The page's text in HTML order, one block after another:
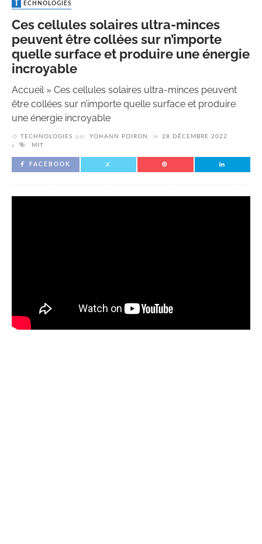
TECHNOLOGIES
Ces cellules solaires ultra-minces
peuvent être collées sur n’importe
quelle surface et produire une énergie
incroyable
Accueil» Ces cellules solaires ultra-minces peuvent
être collées sur n’importe quelle surface et produire
une énergie incroyable
TECHNOLOGIES par YOHANN POIRON le
28 DÉCEMBRE 2022
MIT
FACEBOOK